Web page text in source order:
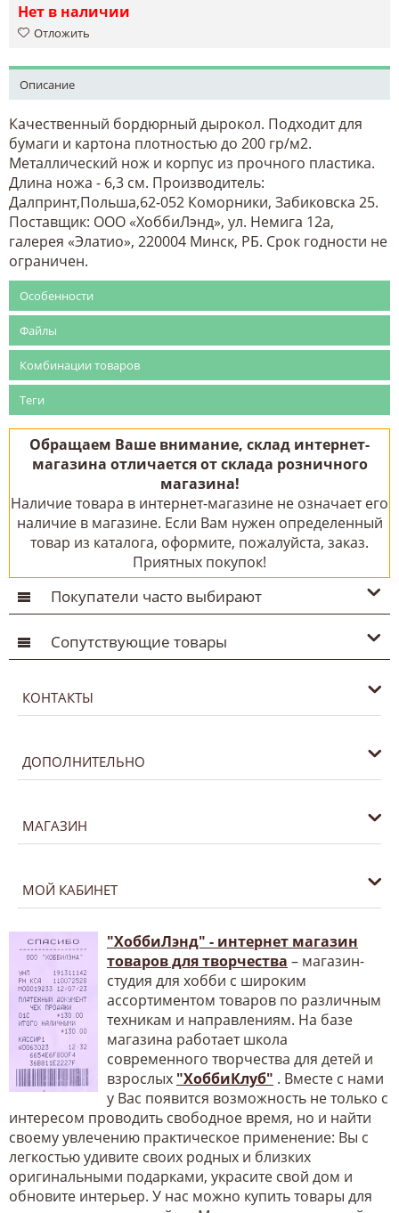
Нет в наличии
Отложить
Описание
Качественный бордюрный дырокол. Подходит для
бумаги и картона плотностью до 200 гр/м2.
Металлический нож и корпус из прочного пластика.
Длина ножа - 6,3 см. Производитель:
Далпринт,Польша,62-052 Коморники, Забиковска 25.
Поставщик: ООО «ХоббиЛэнд», ул. Немига 12а,
галерея «Элатио», 220004 Минск, РБ. Срок годности не
ограничен.
Особенности
Файлы
Комбинации товаров
Теги
Обращаем Ваше внимание, склад интернет-
магазина отличается от склада розничного
магазина!
Наличие товара в интернет-магазине не означает его
наличие в магазине. Если Вам нужен определенный
товар из каталога, оформите, пожалуйста, заказ.
Приятных покупок!
Покупатели часто выбирают
Сопутствующие товары
КОНТАКТЫ
ДОПОЛНИТЕЛЬНО
МАГАЗИН
МОЙ КАБИНЕТ
"ХоббиЛэнд" - интернет магазин
товаров для творчества – магазин-
студия для хобби с широким
ассортиментом товаров по различным
техникам и направлениям. На базе
магазина работает школа
современного творчества для детей и
взрослых "ХоббиКлуб" . Вместе с нами
у Вас появится возможность не только с
интересом проводить свободное время, но и найти
своему увлечению практическое применение: Вы с
легкостью удивите своих родных и близких
оригинальными подарками, украсите свой дом и
обновите интерьер. У нас можно купить товары для